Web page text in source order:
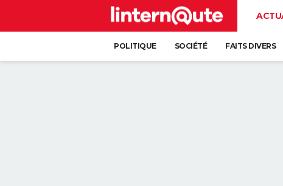
POLITIQUE SOCIÉTÉ FAITS DIVERS